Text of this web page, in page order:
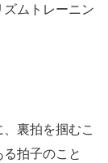
ムトレーニン
裏拍を掴むこ
拍子のこと